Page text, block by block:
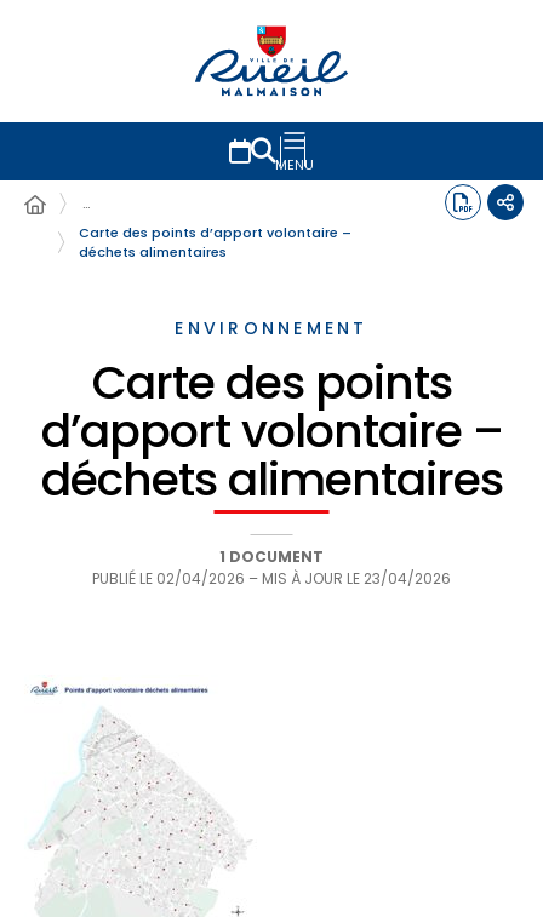
MENU
…
Carte des points d’apport volontaire –
déchets alimentaires
ENVIRONNEMENT
Carte des points
d’apport volontaire –
déchets alimentaires
1 DOCUMENT
PUBLIÉ LE 02/04/2026 – MIS À JOUR LE 23/04/2026